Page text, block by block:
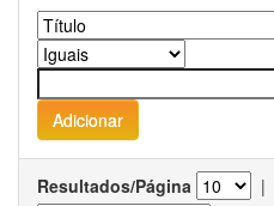
Resultados/Página |